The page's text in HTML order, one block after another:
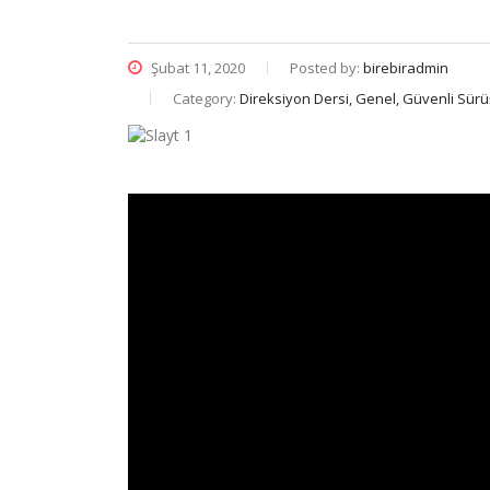
Şubat 11, 2020 Posted by: birebiradmin
Category: Direksiyon Dersi, Genel, Güvenli